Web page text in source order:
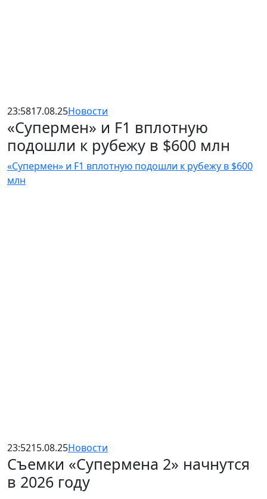
23:5817.08.25Новости
«Супермен» и F1 вплотную
подошли к рубежу в $600 млн
«Супермен» и F1 вплотную подошли к рубежу в $600
млн
23:5215.08.25Новости
Съемки «Супермена 2» начнутся
в 2026 году